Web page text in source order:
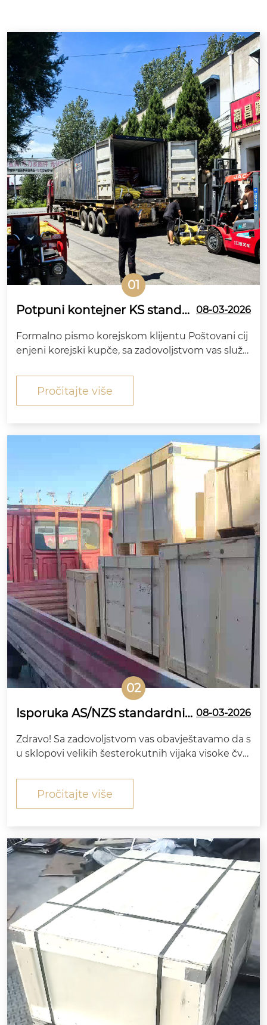
01
Potpuni kontejner KS standar
ručen u Koreju iz Zitai Fastene
r
08-03-2026
Formalno pismo korejskom klijentu Poštovani cij
enjeni korejski kupče, sa zadovoljstvom vas služb
šesterokutnom glavom zajedno sa odgovarajući
m maticama, ravnim podloškama i opružnim pod
loškama koje je naručila vaša kompanija završili p
Pročitajte više
02
Isporuka AS/NZS standardnih
vijaka visoke čvrstoće kreće iz
Kine za Australiju
08-03-2026
Zdravo! Sa zadovoljstvom vas obavještavamo da s
u sklopovi velikih šesterokutnih vijaka visoke čvrs
e) koje je naručila vaša kompanija proizvedeni, pr
ovjereni kvalitetom i pakirani za izvoz u strogom
skladu sa...
Pročitajte više